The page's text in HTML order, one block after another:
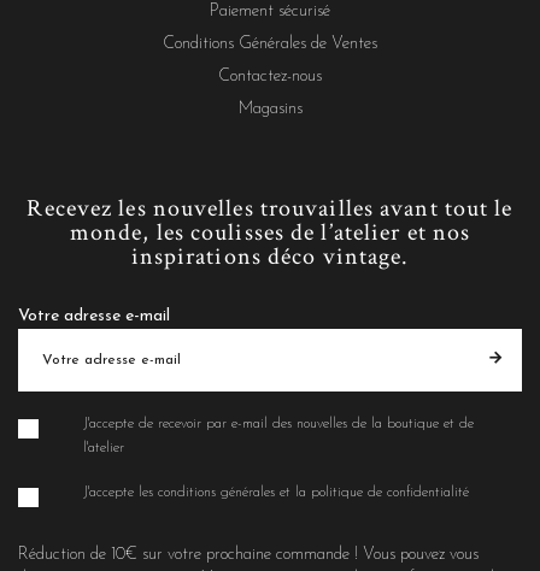
Paiement sécurisé
Conditions Générales de Ventes
Contactez-nous
Magasins
Recevez les nouvelles trouvailles avant tout le
monde, les coulisses de l’atelier et nos
inspirations déco vintage.
Votre adresse e-mail
J'accepte de recevoir par e-mail des nouvelles de la boutique et de
l'atelier
J'accepte les conditions générales et la politique de confidentialité
Réduction de 10€ sur votre prochaine commande ! Vous pouvez vous